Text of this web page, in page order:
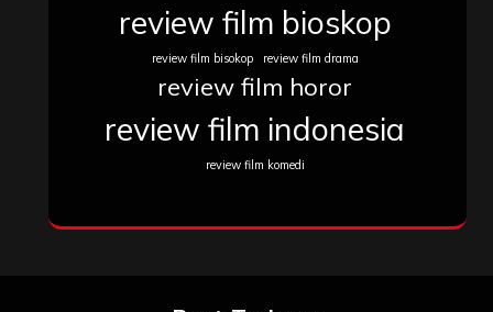
review film bioskop
review film bisokop review film drama
review film horor
review film indonesia
review film komedi